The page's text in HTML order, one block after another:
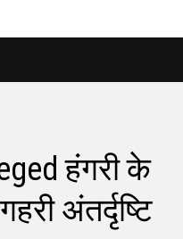
हंगरी के
अंतर्दृष्टि